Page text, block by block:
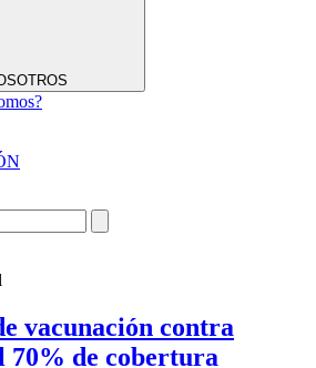
vacunación contra
70% de cobertura